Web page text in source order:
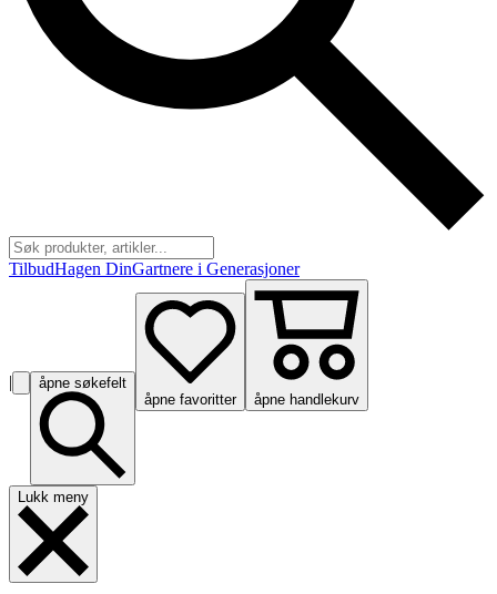
TilbudHagen DinGartnere i Generasjoner
|
åpne søkefelt
åpne favoritter
åpne handlekurv
Lukk meny